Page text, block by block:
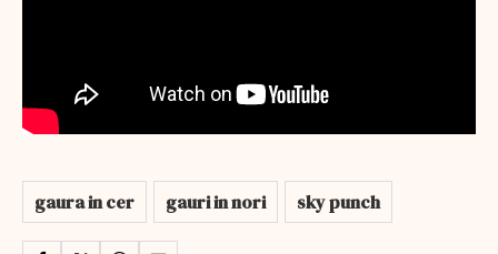
gaura in cer gauri in nori sky punch